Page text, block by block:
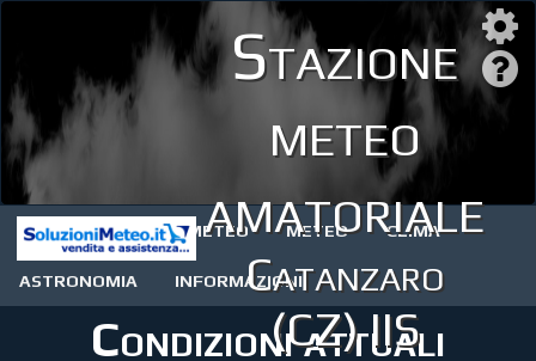
Stazione
meteo
amatoriale
Catanzaro
(CZ) IIS
STAZIONE METEO METEO CLIMA
ASTRONOMIA INFORMAZIONI
Condizioni attuali